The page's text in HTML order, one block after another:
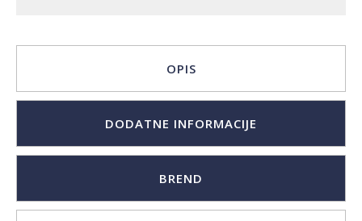
OPIS
DODATNE INFORMACIJE
BREND